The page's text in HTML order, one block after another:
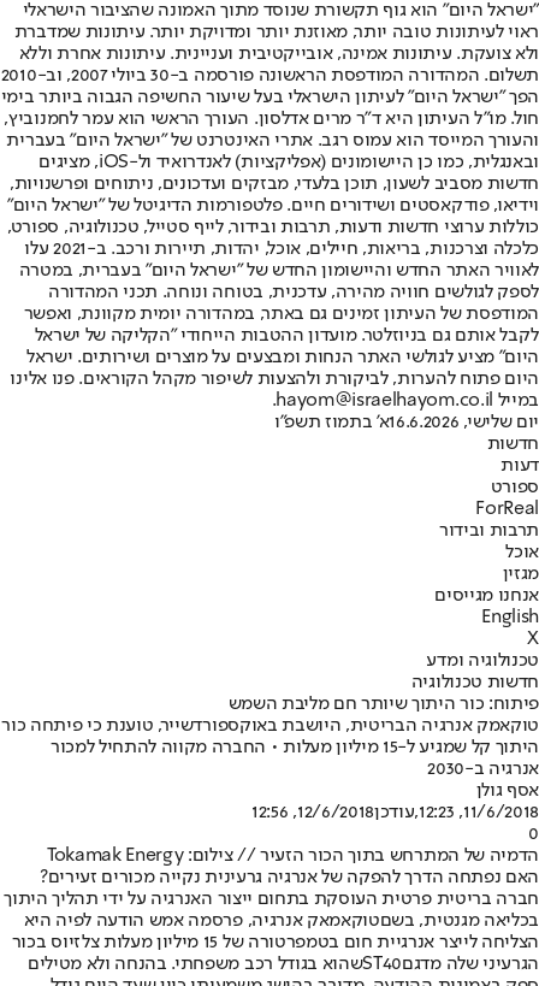
"ישראל היום" הוא גוף תקשורת שנוסד מתוך האמונה שהציבור הישראלי
ראוי לעיתונות טובה יותר, מאוזנת יותר ומדויקת יותר. עיתונות שמדברת
ולא צועקת. עיתונות אמינה, אובייקטיבית ועניינית. עיתונות אחרת וללא
תשלום. המהדורה המודפסת הראשונה פורסמה ב-30 ביולי 2007, וב-2010
הפך "ישראל היום" לעיתון הישראלי בעל שיעור החשיפה הגבוה ביותר בימי
חול. מו"ל העיתון היא ד"ר מרים אדלסון. העורך הראשי הוא עמר לחמנוביץ,
והעורך המייסד הוא עמוס רגב. אתרי האינטרנט של "ישראל היום" בעברית
ובאנגלית, כמו כן היישומונים (אפליקציות) לאנדרואיד ול-iOS, מציגים
חדשות מסביב לשעון, תוכן בלעדי, מבזקים ועדכונים, ניתוחים ופרשנויות,
וידיאו, פודקאסטים ושידורים חיים. פלטפורמות הדיגיטל של "ישראל היום"
כוללות ערוצי חדשות ודעות, תרבות ובידור, לייף סטייל, טכנולוגיה, ספורט,
כלכלה וצרכנות, בריאות, חיילים, אוכל, יהדות, תיירות ורכב. ב-2021 עלו
לאוויר האתר החדש והיישומון החדש של "ישראל היום" בעברית, במטרה
לספק לגולשים חוויה מהירה, עדכנית, בטוחה ונוחה. תכני המהדורה
המודפסת של העיתון זמינים גם באתר, במהדורה יומית מקוונת, ואפשר
לקבל אותם גם בניוזלטר. מועדון ההטבות הייחודי "הקליקה של ישראל
היום" מציע לגולשי האתר הנחות ומבצעים על מוצרים ושירותים. ישראל
היום פתוח להערות, לביקורת ולהצעות לשיפור מקהל הקוראים. פנו אלינו
במייל hayom@israelhayom.co.il.
יום שלישי, 16.6.2026
א' בתמוז תשפ"ו
חדשות
דעות
ספורט
ForReal
תרבות ובידור
אוכל
מגזין
אנחנו מגייסים
English
X
טכנולוגיה ומדע
חדשות טכנולוגיה
פיתוח: כור היתוך שיותר חם מליבת השמש
טוקאמק אנרגיה הבריטית, היושבת באוקספורדשייר, טוענת כי פיתחה כור
היתוך קל שמגיע ל-15 מיליון מעלות • החברה מקווה להתחיל למכור
אנרגיה ב-2030
אסף גולן
11/6/2018, 12:23
,עודכן12/6/2018, 12:56
0
הדמיה של המתרחש בתוך הכור הזעיר // צילום: Tokamak Energy
האם נפתחה הדרך להפקה של אנרגיה גרעינית נקייה מכורים זעירים?
חברה בריטית פרטית העוסקת בתחום ייצור האנרגיה על ידי תהליך היתוך
בכליאה מגנטית, בשםטוקאמאק אנרגיה, פרסמה אמש הודעה לפיה היא
הצליחה לייצר אנרגיית חום בטמפרטורה של 15 מיליון מעלות צלזיוס בכור
הגרעיני שלה מדגםST40שהוא בגודל רכב משפחתי. בהנחה ולא מטילים